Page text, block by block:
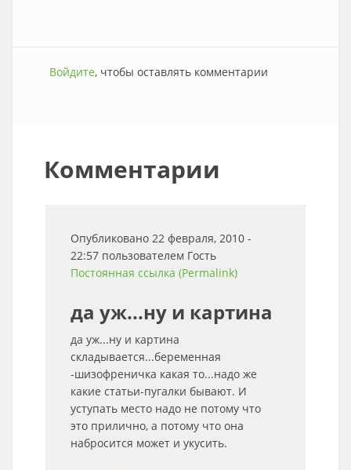
Войдите, чтобы оставлять комментарии
Комментарии
Опубликовано 22 февраля, 2010 -
22:57 пользователем Гость
Постоянная ссылка (Permalink)
да уж...ну и картина
да уж...ну и картина
складывается...беременная
-шизофреничка какая то...надо же
какие статьи-пугалки бывают. И
уступать место надо не потому что
это прилично, а потому что она
набросится может и укусить.